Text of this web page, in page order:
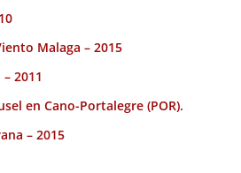
Malaga – 2015
2011
en Cano-Portalegre (POR).
– 2015